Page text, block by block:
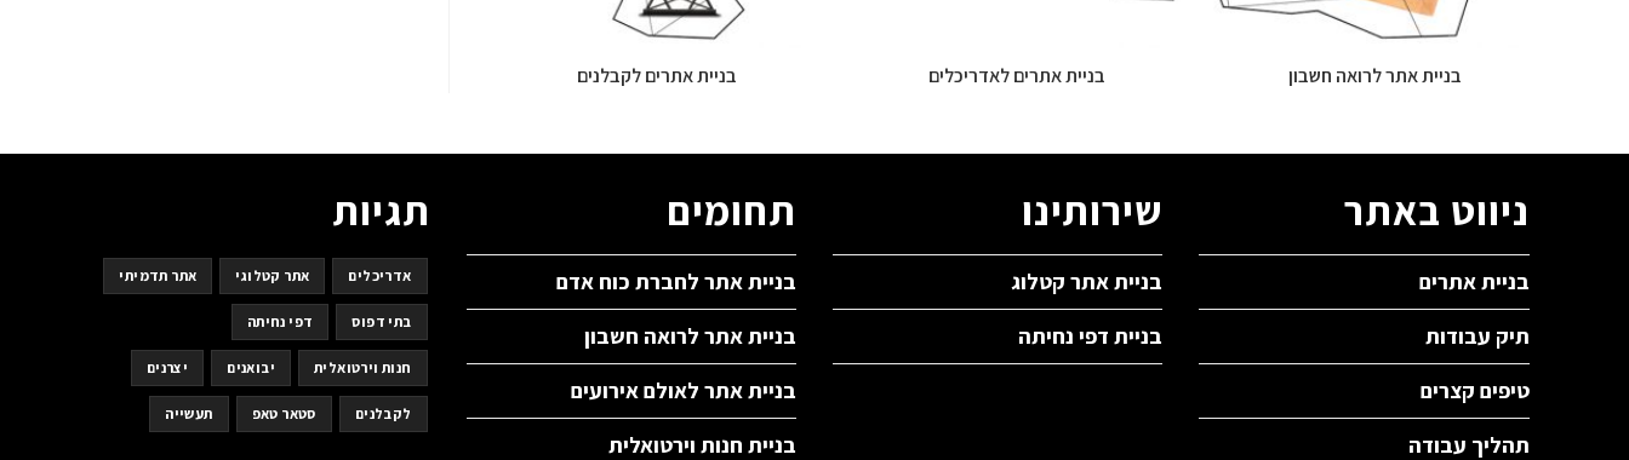
בניית אתרים לקבלנים בניית אתרים לאדריכלים בניית אתר לרואה חשבון
תגיות
אדריכלים אתר קטלוגי אתר תדמיתי
בתי דפוס דפי נחיתה
חנות וירטואלית יבואנים יצרנים
לקבלנים סטאר טאפ תעשייה
תחומים
בניית אתר לחברת כוח אדם
בניית אתר לרואה חשבון
בניית אתר לאולם אירועים
בניית חנות וירטואלית
שירותינו
בניית אתר קטלוג
בניית דפי נחיתה
ניווט באתר
בניית אתרים
תיק עבודות
טיפים קצרים
תהליך עבודה